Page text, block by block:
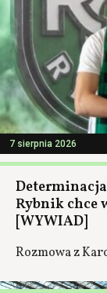
7 sierpnia 2026
Rybnik chce
[WYWIAD]
Rozmowa z